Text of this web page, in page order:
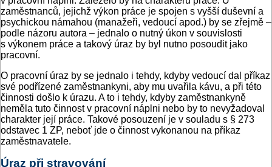
zaměstnanců, jejichž výkon práce je spojen s vyšší duševní a
psychickou námahou (manažeři, vedoucí apod.) by se zřejmě –
podle názoru autora – jednalo o nutný úkon v souvislosti
s výkonem práce a takový úraz by byl nutno posoudit jako
pracovní.
O pracovní úraz by se jednalo i tehdy, kdyby vedoucí dal příkaz
své podřízené zaměstnankyni, aby mu uvařila kávu, a při této
činnosti došlo k úrazu. A to i tehdy, kdyby zaměstnankyně
neměla tuto činnost v pracovní náplni nebo by to nevyžadoval
charakter její práce. Takové posouzení je v souladu s § 273
odstavec 1 ZP, neboť jde o činnost vykonanou na příkaz
zaměstnavatele.
Úraz při stravování